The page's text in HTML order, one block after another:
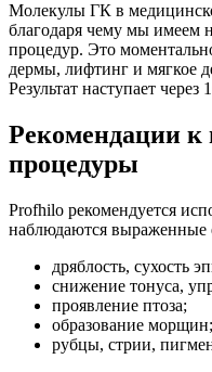
Молекулы ГК в
благодаря чему мы имеем
процедур. Это
дермы, лифтинг и мягкое
Результат наступает через
Рекомендации к
процедуры
Profhilo рекомендуется
наблюдаются выраженные
дряблость, сухость
снижение тонуса,
проявление птоза;
образование морщин;
рубцы, стрии,